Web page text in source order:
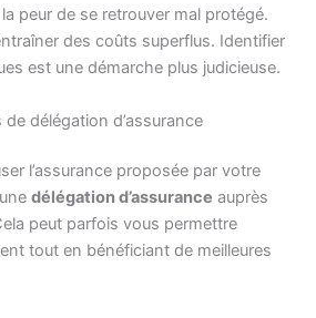
peur de se retrouver mal protégé.
des coûts superflus. Identifier
est une démarche plus judicieuse.
délégation d’assurance
l’assurance proposée par votre
délégation d’assurance auprès
peut parfois vous permettre
tout en bénéficiant de meilleures